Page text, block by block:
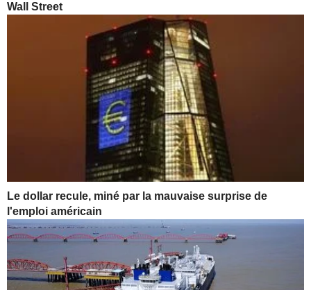
Wall Street
Le dollar recule, miné par la mauvaise surprise de
l'emploi américain